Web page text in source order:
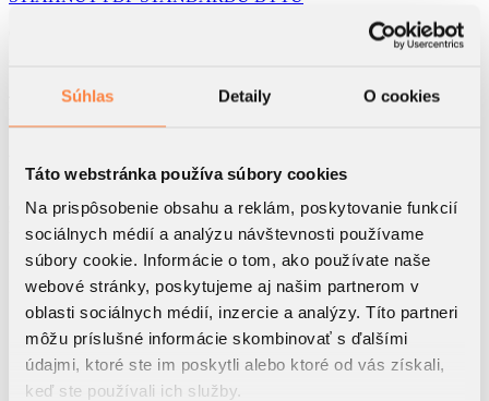
Súhlas Detaily O cookies
Táto webstránka používa súbory cookies
Na prispôsobenie obsahu a reklám, poskytovanie funkcií
sociálnych médií a analýzu návštevnosti používame
súbory cookie. Informácie o tom, ako používate naše
webové stránky, poskytujeme aj našim partnerom v
oblasti sociálnych médií, inzercie a analýzy. Títo partneri
môžu príslušné informácie skombinovať s ďalšími
údajmi, ktoré ste im poskytli alebo ktoré od vás získali,
keď ste používali ich služby.
Izbový byt
Blok
1. Predsieň 6.39 m2
2. Kuchyňa 5.95 m 2
17.83 m 2
4. Kúpeľňa I. 4.91 m
5. Spálňa 15.42 m